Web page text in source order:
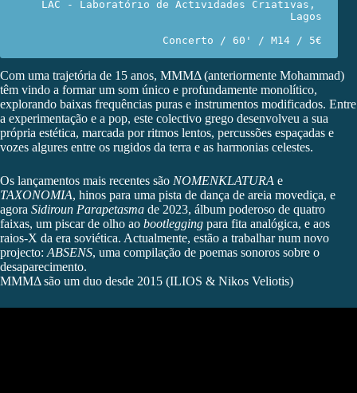
LAC - Laboratório de Actividades Criativas,
Lagos
Concerto / 60' / M14 / 5€
Com uma trajetória de 15 anos, MMMΔ(anteriormente Mohammad)
têm vindo a formar um som único e profundamente monolítico,
explorando baixas frequências puras e instrumentos modificados. Entre
a experimentação e a pop, este colectivo grego desenvolveu a sua
própria estética, marcada por ritmos lentos, percussões espaçadas e
vozes algures entre os rugidos da terra e as harmonias celestes.
Os lançamentos mais recentes são NOMENKLATURA e
TAXONOMIA, hinos para uma pista de dança de areia movediça, e
agora Sidiroun Parapetasma de 2023, álbum poderoso de quatro
faixas, um piscar de olho ao bootlegging para fita analógica, e aos
raios-X da era soviética. Actualmente, estão a trabalhar num novo
projecto: ABSENS, uma compilação de poemas sonoros sobre o
desaparecimento.
MMMΔ são um duo desde 2015 (ILIOS & Nikos Veliotis)